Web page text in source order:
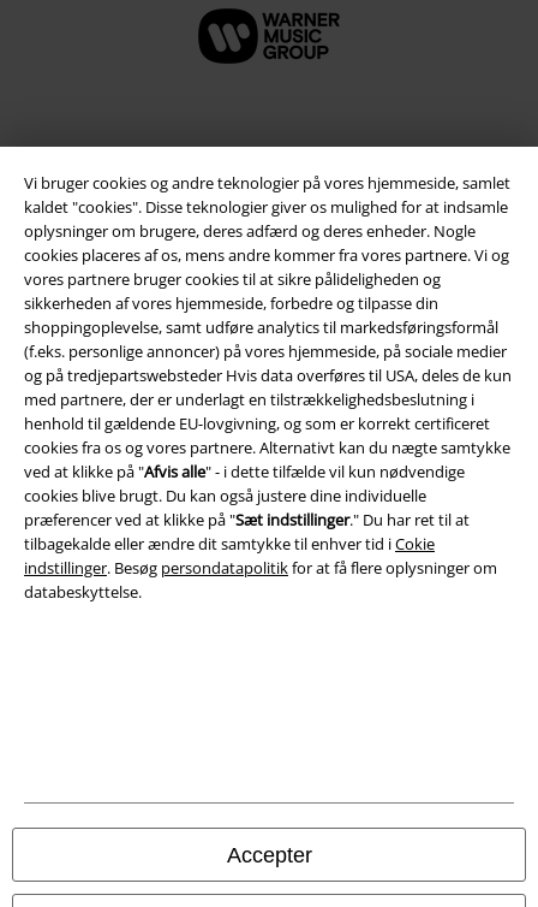
Vi bruger cookies og andre teknologier på vores hjemmeside, samlet
kaldet "cookies". Disse teknologier giver os mulighed for at indsamle
oplysninger om brugere, deres adfærd og deres enheder. Nogle
cookies placeres af os, mens andre kommer fra vores partnere. Vi og
vores partnere bruger cookies til at sikre pålideligheden og
sikkerheden af ​​vores hjemmeside, forbedre og tilpasse din
shoppingoplevelse, samt udføre analytics til markedsføringsformål
(f.eks. personlige annoncer) på vores hjemmeside, på sociale medier
og på tredjepartswebsteder Hvis data overføres til USA, deles de kun
med partnere, der er underlagt en tilstrækkelighedsbeslutning i
henhold til gældende EU-lovgivning, og som er korrekt certificeret
cookies fra os og vores partnere. Alternativt kan du nægte samtykke
ved at klikke på "Afvis alle" - i dette tilfælde vil kun nødvendige
cookies blive brugt. Du kan også justere dine individuelle
præferencer ved at klikke på "Sæt indstillinger." Du har ret til at
tilbagekalde eller ændre dit samtykke til enhver tid iCokie
indstillinger. Besøg persondatapolitikfor at få flere oplysninger om
databeskyttelse.
Accepter
Juridisk
Salgs-, medlems- & leveringsbetingelser
Om EMP Danmark
Persondatapolitik
Bortskaffelse af affald og miljøbeskyttelse
Overensstemmelseserklæring
Alle priser er inkl. moms. Oplyst leveringstid er et estimat og ikke
garanteret.
© 1986-2026 E.M.P. Merchandising HGmbH